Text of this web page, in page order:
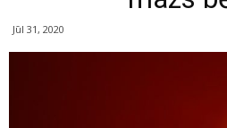
Jūl 31, 2020